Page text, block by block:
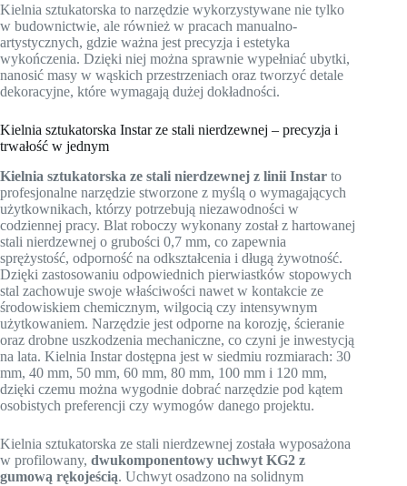
Kielnia sztukatorska to narzędzie wykorzystywane nie tylko
w budownictwie, ale również w pracach manualno-
artystycznych, gdzie ważna jest precyzja i estetyka
wykończenia. Dzięki niej można sprawnie wypełniać ubytki,
nanosić masy w wąskich przestrzeniach oraz tworzyć detale
dekoracyjne, które wymagają dużej dokładności.
Kielnia sztukatorska Instar ze stali nierdzewnej – precyzja i
trwałość w jednym
Kielnia sztukatorska ze stali nierdzewnej z linii Instar to
profesjonalne narzędzie stworzone z myślą o wymagających
użytkownikach, którzy potrzebują niezawodności w
codziennej pracy. Blat roboczy wykonany został z hartowanej
stali nierdzewnej o grubości 0,7 mm, co zapewnia
sprężystość, odporność na odkształcenia i długą żywotność.
Dzięki zastosowaniu odpowiednich pierwiastków stopowych
stal zachowuje swoje właściwości nawet w kontakcie ze
środowiskiem chemicznym, wilgocią czy intensywnym
użytkowaniem. Narzędzie jest odporne na korozję, ścieranie
oraz drobne uszkodzenia mechaniczne, co czyni je inwestycją
na lata. Kielnia Instar dostępna jest w siedmiu rozmiarach: 30
mm, 40 mm, 50 mm, 60 mm, 80 mm, 100 mm i 120 mm,
dzięki czemu można wygodnie dobrać narzędzie pod kątem
osobistych preferencji czy wymogów danego projektu.
Kielnia sztukatorska ze stali nierdzewnej została wyposażona
w profilowany, dwukomponentowy uchwyt KG2 z
gumową rękojeścią. Uchwyt osadzono na solidnym